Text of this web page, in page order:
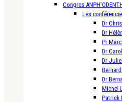
Congres
Les
Dr
Dr
Pr
Dr
Dr Julie
Dr
Michel
Patrick